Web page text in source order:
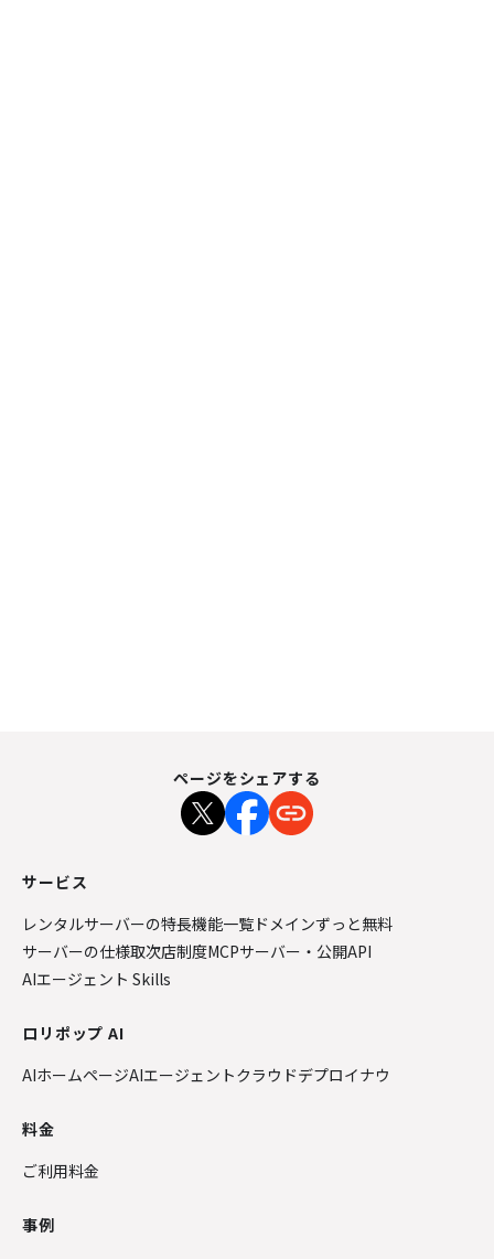
ページをシェアする
サービス
レンタルサーバーの特長機能一覧 ドメインずっと無料
サーバーの仕様取次店制度MCPサーバー・公開API
AIエージェント Skills
ロリポップ AI
AIホームページAIエージェントクラウドデプロイナウ
料金
ご利用料金
事例